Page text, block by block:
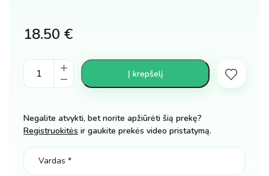
18.50 €
Herojų
Avengers
THE
THOR
30
cm.
Į krepšelį
Negalite atvykti, bet norite apžiūrėti šią prekę?
Registruokitės ir gaukite prekės video pristatymą.